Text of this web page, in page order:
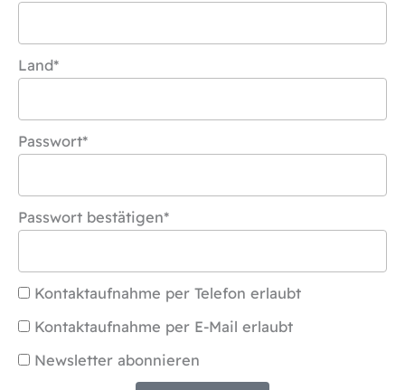
Land*
Passwort*
Passwort bestätigen*
Kontaktaufnahme per Telefon erlaubt
Kontaktaufnahme per E-Mail erlaubt
Newsletter abonnieren